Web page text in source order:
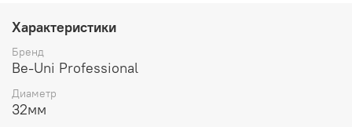
Инновационная технология ухода за волосами
позволяет достигать идеального, стойкого локона при
более низком температурном режиме.
Плойка для волос из Турмалиновой коллекции
уникальный инструмент для начинающих мастеров,
мастеров высочайшего уровня, а так же отлично
Характеристики
Бренд
Be-Uni Professional
Диаметр
32мм